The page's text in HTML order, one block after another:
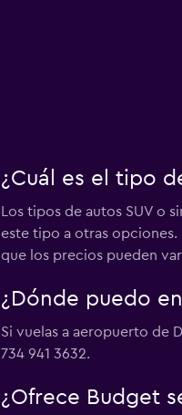
¿Cuál es el tipo
Los tipos de autos SUV o
este tipo a otras opciones.
que los precios pueden
¿Dónde puedo
Si vuelas a aeropuerto de
734 941 3632.
¿Ofrece Budget